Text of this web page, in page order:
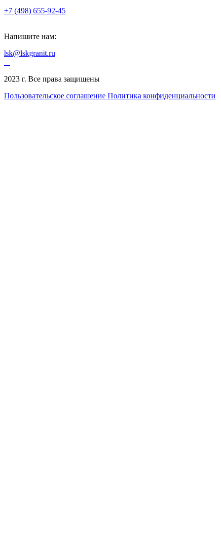
+7 (498) 655-92-45
Напишите нам:
lsk@lskgranit.ru
2023 г. Все права защищены
Пользовательское соглашение Политика конфиденциальности